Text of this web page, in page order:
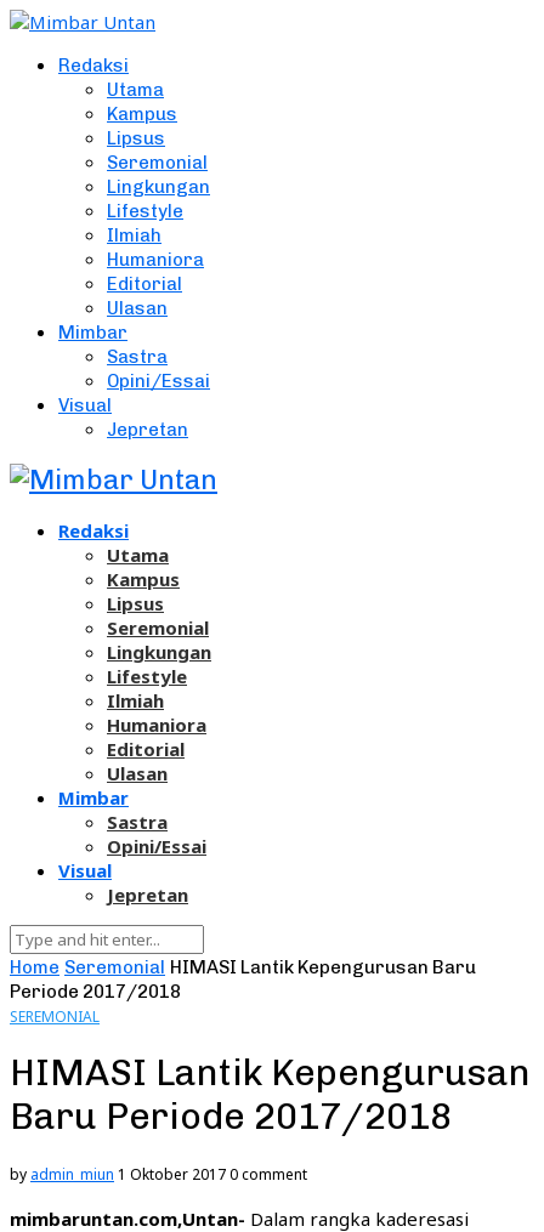
Redaksi
Utama
Kampus
Lipsus
Seremonial
Lingkungan
Lifestyle
Ilmiah
Humaniora
Editorial
Ulasan
Mimbar
Sastra
Opini/Essai
Visual
Jepretan
Redaksi
Utama
Kampus
Lipsus
Seremonial
Lingkungan
Lifestyle
Ilmiah
Humaniora
Editorial
Ulasan
Mimbar
Sastra
Opini/Essai
Visual
Jepretan
Home Seremonial HIMASI Lantik Kepengurusan Baru
Periode 2017/2018
SEREMONIAL
HIMASI Lantik Kepengurusan
Baru Periode 2017/2018
by admin_miun 1 Oktober 20170 comment
mimbaruntan.com,Untan- Dalam rangka kaderesasi